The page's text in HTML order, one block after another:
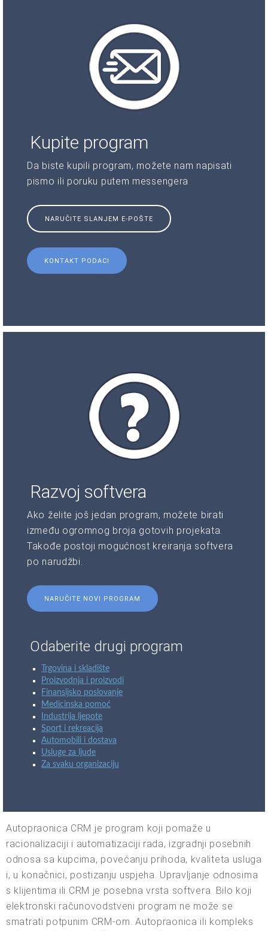
Kupite program
Da biste kupili program, možete nam napisati
pismo ili poruku putem messengera
NARUČITE SLANJEM E-POŠTE
KONTAKT PODACI
Razvoj softvera
Ako želite još jedan program, možete birati
između ogromnog broja gotovih projekata.
Takođe postoji mogućnost kreiranja softvera
po narudžbi.
NARUČITE NOVI PROGRAM
Odaberite drugi program
Trgovina i skladište
Proizvodnja i proizvodi
Finansijsko poslovanje
Medicinska pomoć
Industrija ljepote
Sport i rekreacija
Automobili i dostava
Usluge za ljude
Za svaku organizaciju
Autopraonica CRM je program koji pomaže u
racionalizaciji i automatizaciji rada, izgradnji posebnih
odnosa sa kupcima, povećanju prihoda, kvaliteta usluga
i, u konačnici, postizanju uspjeha. Upravljanje odnosima
s klijentima ili CRM je posebna vrsta softvera. Bilo koji
elektronski računovodstveni program ne može se
smatrati potpunim CRM-om. Autopraonica ili kompleks